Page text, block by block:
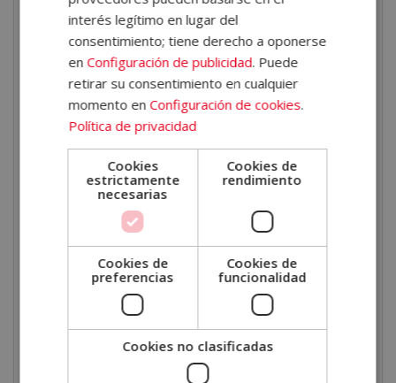
espacio.
Desarrollar proyectos integrales . Desde la fase
inicial del anteproyecto hasta la evaluación final,
dominarás el proceso completo de diseño.
Diseñar planos y bocetos. Adquirirás las
habilidades necesarias para representar tus ideas en
Utilizar software profesional. Aprenderás a
manejar programas como AutoCAD y 3DS Max para
el diseño en 2D y 3D, y herramientas de edición
como Photoshop e Illustrator.
Aplicar principios de iluminación y color
Entenderás cómo la luz, los materiales y las texturas
afectan la percepción de un espacio.
Crear presentaciones efectivas
presentaciones atractivas para comunicar con
interés legítimo en lugar del
consentimiento; tiene derecho a oponerse
enConfiguración de publicidad. Puede
retirar su consentimiento en cualquier
momento enConfiguración de cookies.
Política de privacidad
Cookies
estrictamente
necesarias
Cookies de
rendimiento
Cookies de
preferencias
Cookies de
funcionalidad
Cookies no clasificadas